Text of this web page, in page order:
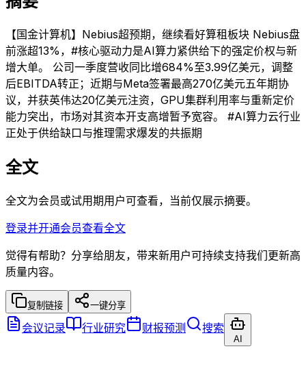
【国金计算机】Nebius超预期，继续看好算租板块 Nebius盘
前涨超13%，#核心驱动力是AI算力紧供给下的强定价权与新
增大单。 公司一季度营收同比增684%至3.99亿美元，调整
后EBITDA转正；近期与Meta签署最高270亿美元五年期协
议，并获英伟达20亿美元注资，GPU集群利用率与重新定价
能力突出，市场对其资本开支高增暂予宽容。 #AI算力云行业
正处于供给缺口与推理需求爆发的共振期
全文
全文为会员或试用期用户可查看，当前仅展示摘要。
登录并开通会员查看全文
觉得有帮助？分享给朋友，带来新用户可持续支持我们更新高
质量内容。
复制链接 一键分享
会议记录 行业研究 财报预测 搜索
AI